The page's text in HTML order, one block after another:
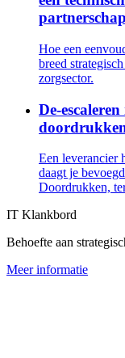
partnerschap
Hoe een
breed
zorgsector.
De-
Een leverancier
daagt je
Doordrukken,
IT Klankbord
Behoefte aan
Meer informatie